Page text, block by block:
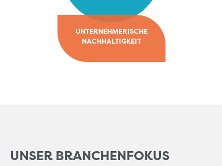
UNTERNEHMERISCHE
NACHHALTIGKEIT
UNSER BRANCHENFOKUS